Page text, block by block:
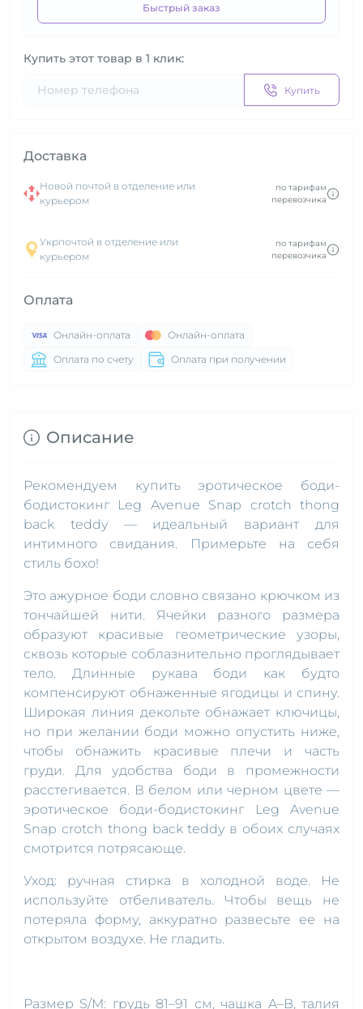
Быстрый заказ
Купить этот товар в 1 клик:
Купить
Доставка
Новой почтой в отделение или
курьером
по тарифам
перевозчика
Укрпочтой в отделение или
курьером
по тарифам
перевозчика
Оплата
Онлайн-оплата
Онлайн-оплата
Оплата по счету
Оплата при получении
Описание
Рекомендуем купить эротическое боди-
бодистокинг Leg Avenue Snap crotch thong
back teddy — идеальный вариант для
интимного свидания. Примерьте на себя
стиль бохо!
Это ажурное боди словно связано крючком из
тончайшей нити. Ячейки разного размера
образуют красивые геометрические узоры,
сквозь которые соблазнительно проглядывает
тело. Длинные рукава боди как будто
компенсируют обнаженные ягодицы и спину.
Широкая линия декольте обнажает ключицы,
но при желании боди можно опустить ниже,
чтобы обнажить красивые плечи и часть
груди. Для удобства боди в промежности
расстегивается. В белом или черном цвете —
эротическое боди-бодистокинг Leg Avenue
Snap crotch thong back teddy в обоих случаях
смотрится потрясающе.
Уход: ручная стирка в холодной воде. Не
используйте отбеливатель. Чтобы вещь не
потеряла форму, аккуратно развесьте ее на
открытом воздухе. Не гладить.
Размер S/M: грудь 81–91 см, чашка A–B, талия